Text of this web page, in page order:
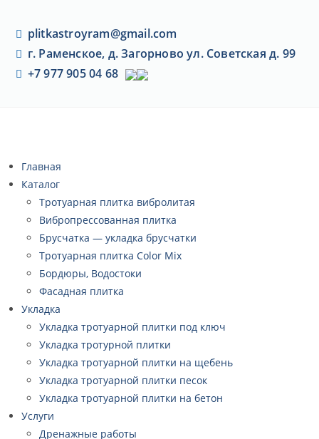
plitkastroyram@gmail.com
г. Раменское, д. Загорново ул. Советская д. 99
+7 977 905 04 68
Главная
Каталог
Тротуарная плитка вибролитая
Вибропрессованная плитка
Брусчатка — укладка брусчатки
Тротуарная плитка Color Mix
Бордюры, Водостоки
Фасадная плитка
Укладка
Укладка тротуарной плитки под ключ
Укладка тротурной плитки
Укладка тротуарной плитки на щебень
Укладка тротуарной плитки песок
Укладка тротуарной плитки на бетон
Услуги
Дренажные работы